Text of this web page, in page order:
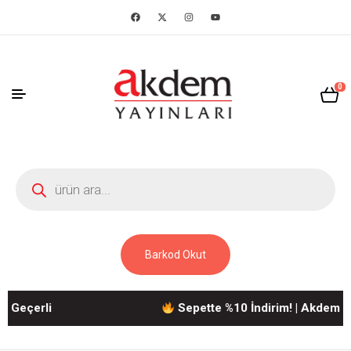
0
Barkod Okut
Sepette %10 İndirim! | Akdem